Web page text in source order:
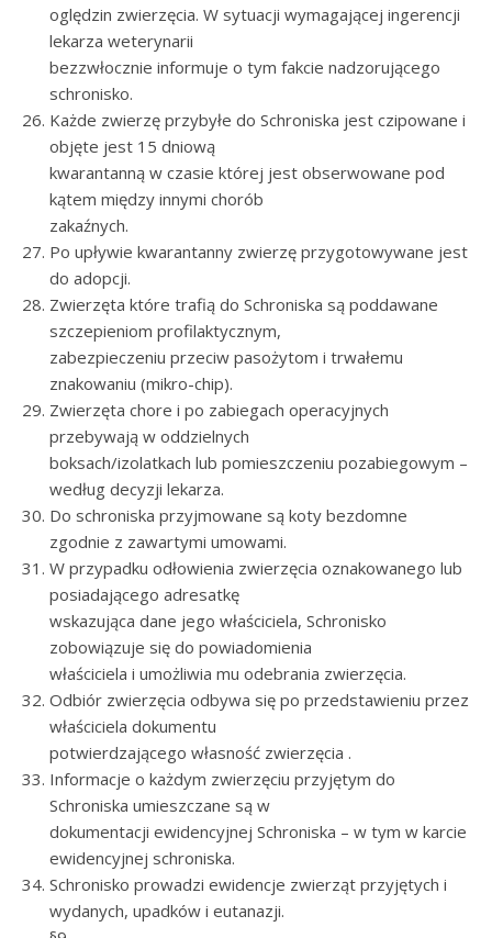
oględzin zwierzęcia. W sytuacji wymagającej ingerencji
lekarza weterynarii
bezzwłocznie informuje o tym fakcie nadzorującego
schronisko.
Każde zwierzę przybyłe do Schroniska jest czipowane i
objęte jest 15 dniową
kwarantanną w czasie której jest obserwowane pod
kątem między innymi chorób
zakaźnych.
Po upływie kwarantanny zwierzę przygotowywane jest
do adopcji.
Zwierzęta które trafią do Schroniska są poddawane
szczepieniom profilaktycznym,
zabezpieczeniu przeciw pasożytom i trwałemu
znakowaniu (mikro-chip).
Zwierzęta chore i po zabiegach operacyjnych
przebywają w oddzielnych
boksach/izolatkach lub pomieszczeniu pozabiegowym –
według decyzji lekarza.
Do schroniska przyjmowane są koty bezdomne
zgodnie z zawartymi umowami.
W przypadku odłowienia zwierzęcia oznakowanego lub
posiadającego adresatkę
wskazująca dane jego właściciela, Schronisko
zobowiązuje się do powiadomienia
właściciela i umożliwia mu odebrania zwierzęcia.
Odbiór zwierzęcia odbywa się po przedstawieniu przez
właściciela dokumentu
potwierdzającego własność zwierzęcia .
Informacje o każdym zwierzęciu przyjętym do
Schroniska umieszczane są w
dokumentacji ewidencyjnej Schroniska – w tym w karcie
ewidencyjnej schroniska.
Schronisko prowadzi ewidencje zwierząt przyjętych i
wydanych, upadków i eutanazji.